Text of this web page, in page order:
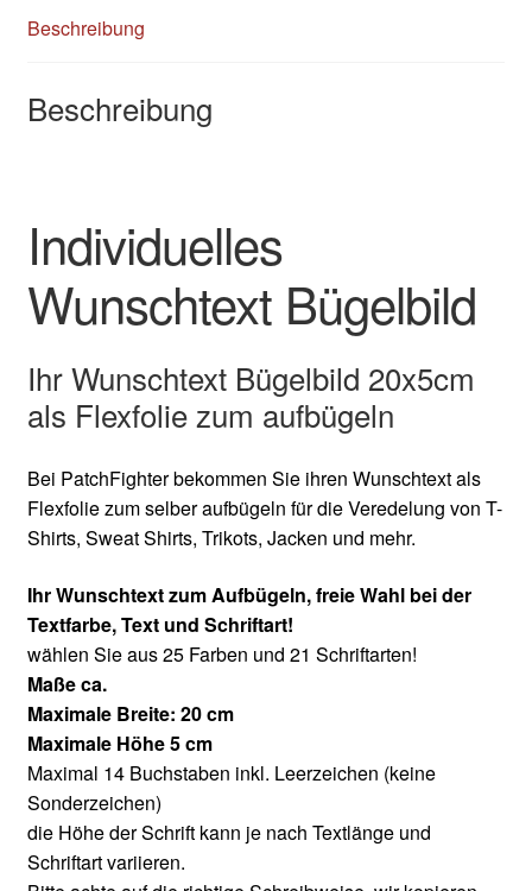
Beschreibung
Beschreibung
Individuelles
Wunschtext Bügelbild
Ihr Wunschtext Bügelbild 20x5cm
als Flexfolie zum aufbügeln
Bei PatchFighter bekommen Sie ihren Wunschtext als
Flexfolie zum selber aufbügeln für die Veredelung von T-
Shirts, Sweat Shirts, Trikots, Jacken und mehr.
Ihr Wunschtext zum Aufbügeln, freie Wahl bei der
Textfarbe, Text und Schriftart!
wählen Sie aus 25 Farben und 21 Schriftarten!
Maße ca.
Maximale Breite: 20 cm
Maximale Höhe 5 cm
Maximal 14 Buchstaben inkl. Leerzeichen (keine
Sonderzeichen)
die Höhe der Schrift kann je nach Textlänge und
Schriftart variieren.